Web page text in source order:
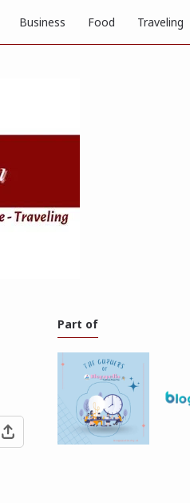
Business Food Traveling
Part of